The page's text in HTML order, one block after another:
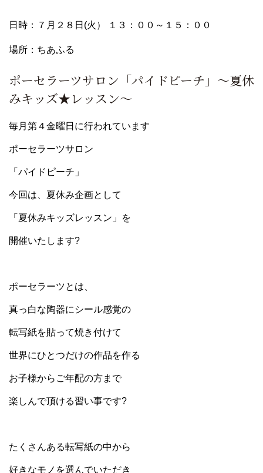
日時：７月２８日(火） １３：００～１５：００
場所：ちあふる
ポーセラーツサロン「パイドピーチ」～夏休
みキッズ★レッスン～
毎月第４金曜日に行われています
ポーセラーツサロン
「パイドピーチ」
今回は、夏休み企画として
「夏休みキッズレッスン」を
開催いたします?
ポーセラーツとは、
真っ白な陶器にシール感覚の
転写紙を貼って焼き付けて
世界にひとつだけの作品を作る
お子様からご年配の方まで
楽しんで頂ける習い事です?
たくさんある転写紙の中から
好きなモノを選んでいただき